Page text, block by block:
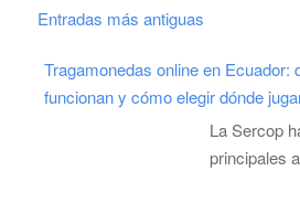
Entradas más antiguas
Tragamonedas online en Ecuador:
funcionan y cómo elegir dónde
La Sercop
principales